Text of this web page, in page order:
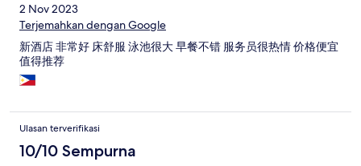
2 Nov 2023
Terjemahkan dengan Google
新酒店 非常好 床舒服 泳池很大 早餐不错 服务员很热情 价格便宜
值得推荐
Ulasan terverifikasi
10/10 Sempurna